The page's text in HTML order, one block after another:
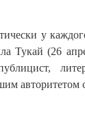
у
Тукай (26
авторитетом